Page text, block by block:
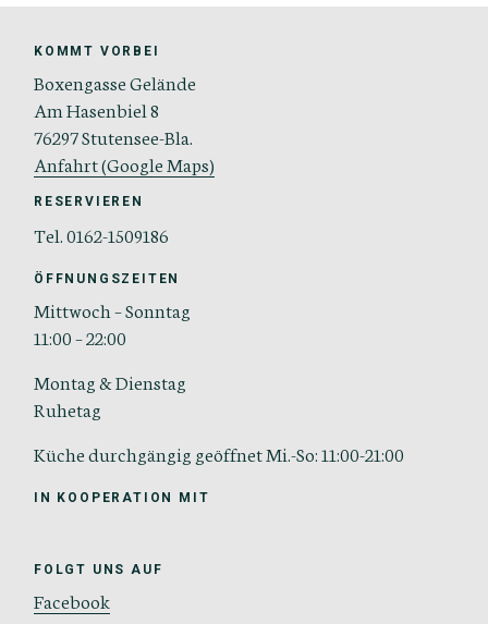
KOMMT VORBEI
Boxengasse Gelände
Am Hasenbiel 8
76297 Stutensee-Bla.
Anfahrt (Google Maps)
RESERVIEREN
Tel. 0162-1509186
ÖFFNUNGSZEITEN
Mittwoch – Sonntag
11:00 – 22:00
Montag & Dienstag
Ruhetag
Küche durchgängig geöffnet Mi.-So: 11:00-21:00
IN KOOPERATION MIT
FOLGT UNS AUF
Facebook